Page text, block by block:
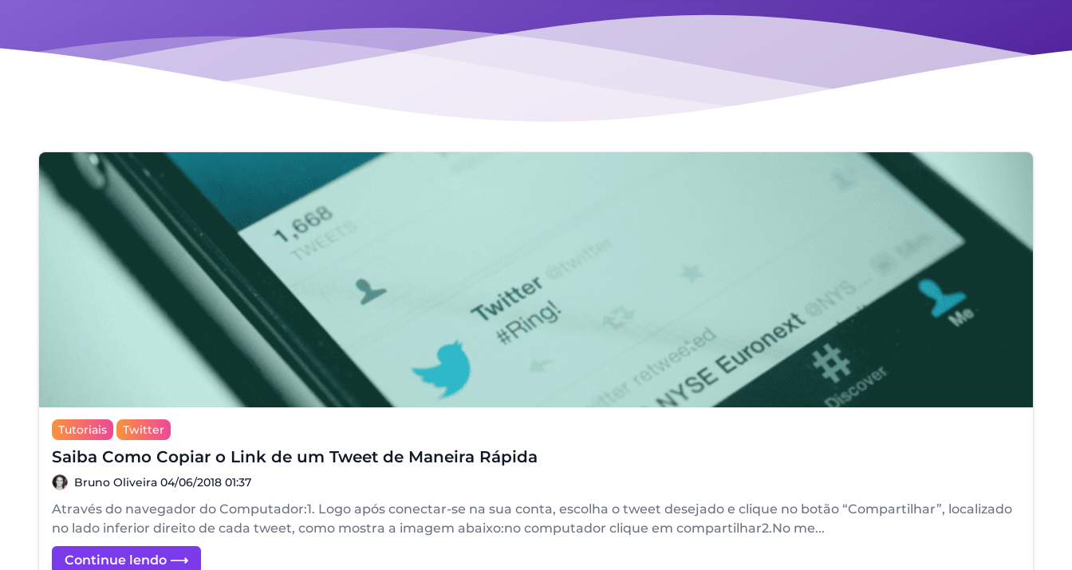
Tutoriais Twitter
Saiba Como Copiar o Link de um Tweet de Maneira Rápida
Bruno Oliveira
Bruno Oliveira 04/06/2018 01:37
Através do navegador do Computador:1. Logo após conectar-se na sua conta, escolha o tweet desejado e clique no botão “Compartilhar”, localizado
no lado inferior direito de cada tweet, como mostra a imagem abaixo:no computador clique em compartilhar2.No me...
Continue lendo ⟶